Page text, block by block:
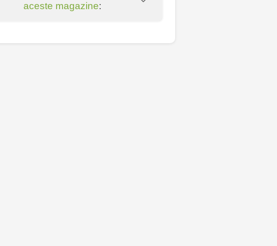
aceste magazine:
Socoleni, 7